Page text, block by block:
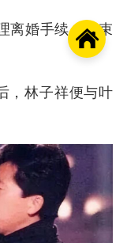
离婚手续，结束
，林子祥便与叶
